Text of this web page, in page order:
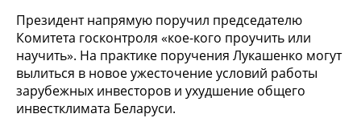
Президент напрямую поручил председателю
Комитета госконтроля «кое-кого проучить или
научить». На практике поручения Лукашенко могут
вылиться в новое ужесточение условий работы
зарубежных инвесторов и ухудшение общего
инвестклимата Беларуси.